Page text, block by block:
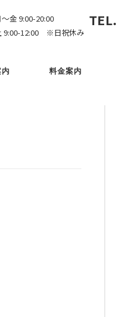
料金案内
～金 9:00-20:00
9:00-12:00 ※日祝休み
TEL.